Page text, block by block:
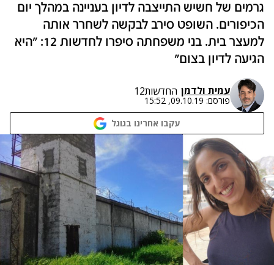
גרמים של חשיש התייצבה לדיון בעניינה במהלך יום
הכיפורים. השופט סירב לבקשה לשחרר אותה
למעצר בית. בני משפחתה סיפרו לחדשות 12: "היא
הגיעה לדיון בצום"
עמית ולדמן החדשות12
פורסם: 09.10.19, 15:52
עקבו אחרינו בגוגל